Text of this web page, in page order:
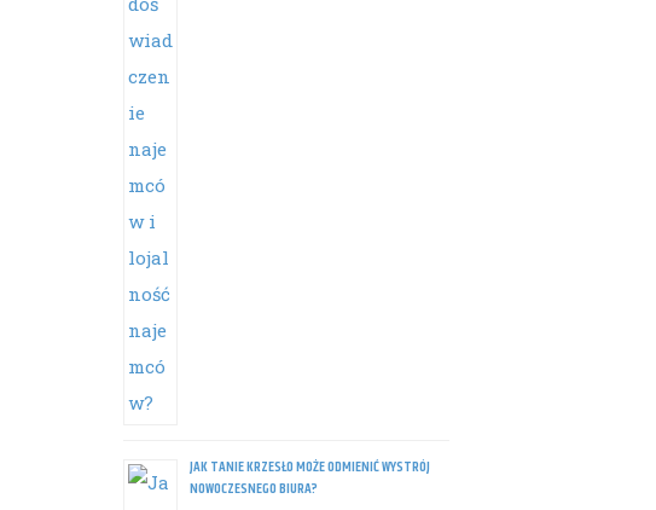
JAK TANIE KRZESŁO MOŻE ODMIENIĆ WYSTRÓJ
NOWOCZESNEGO BIURA?